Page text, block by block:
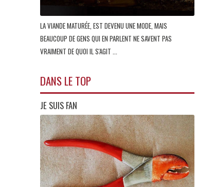
LA VIANDE MATURÉE, EST DEVENU UNE MODE, MAIS
BEAUCOUP DE GENS QUI EN PARLENT NE SAVENT PAS
VRAIMENT DE QUOI IL S'AGIT ...
DANS LE TOP
JE SUIS FAN